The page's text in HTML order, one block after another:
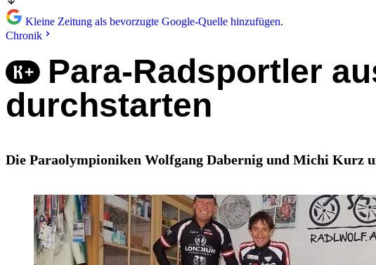
Kleine Zeitung als bevorzugte Google-Quelle hinzufügen.
Chronik
Para-Radsportler
durchstarten
Die Paraolympioniken Wolfgang Dabernig und Michi Kurz